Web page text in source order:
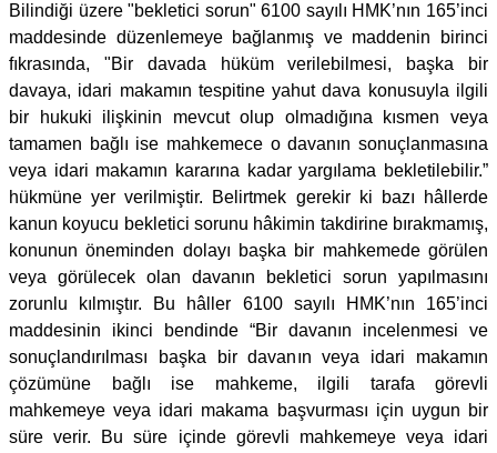
Bilindiği üzere "bekletici sorun" 6100 sayılı HMK’nın 165’inci
maddesinde düzenlemeye bağlanmış ve maddenin birinci
fıkrasında, "Bir davada hüküm verilebilmesi, başka bir
davaya, idari makamın tespitine yahut dava konusuyla ilgili
bir hukuki ilişkinin mevcut olup olmadığına kısmen veya
tamamen bağlı ise mahkemece o davanın sonuçlanmasına
veya idari makamın kararına kadar yargılama bekletilebilir.”
hükmüne yer verilmiştir. Belirtmek gerekir ki bazı hâllerde
kanun koyucu bekletici sorunu hâkimin takdirine bırakmamış,
konunun öneminden dolayı başka bir mahkemede görülen
veya görülecek olan davanın bekletici sorun yapılmasını
zorunlu kılmıştır. Bu hâller 6100 sayılı HMK’nın 165’inci
maddesinin ikinci bendinde “Bir davanın incelenmesi ve
sonuçlandırılması başka bir davanın veya idari makamın
çözümüne bağlı ise mahkeme, ilgili tarafa görevli
mahkemeye veya idari makama başvurması için uygun bir
süre verir. Bu süre içinde görevli mahkemeye veya idari